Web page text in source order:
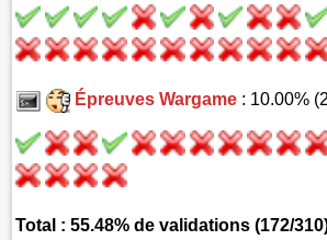
Épreuves Wargame: 10.00%
Total : 55.48% de validations (172/